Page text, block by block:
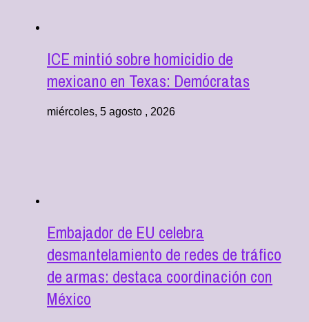
ICE mintió sobre homicidio de
mexicano en Texas: Demócratas
miércoles, 5 agosto , 2026
Embajador de EU celebra
desmantelamiento de redes de tráfico
de armas: destaca coordinación con
México